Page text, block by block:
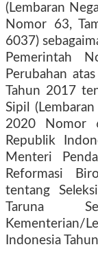
(Lembaran
Nomor 63,
6037)
Pemerintah
Perubahan
Tahun 2017
Sipil
2020 Nomor
Republik
Menteri
Reformasi
tentang
Taruna
Kementerian/
Indonesia